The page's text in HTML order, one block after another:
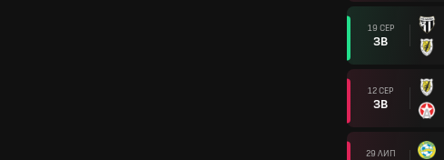
19 СЕР
ЗВ
12 СЕР
ЗВ
29 ЛИП